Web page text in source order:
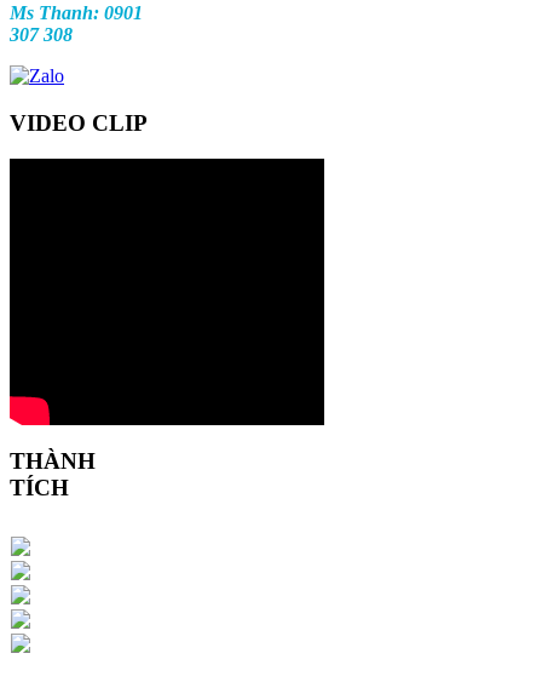
Ms Thanh: 0901
307 308
VIDEO CLIP
THÀNH
TÍCH